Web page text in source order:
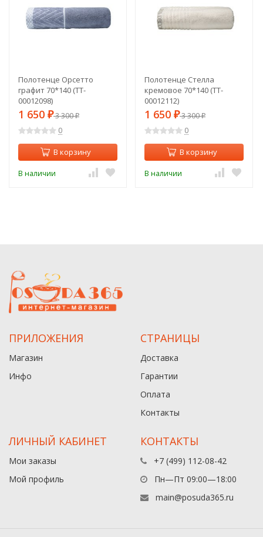
Полотенце Орсетто
графит 70*140 (TT-
00012098)
1 650 ₽3 300₽
0
В корзину
В наличии
Полотенце Стелла
кремовое 70*140 (TT-
00012112)
1 650 ₽3 300₽
0
В корзину
В наличии
ПРИЛОЖЕНИЯ
Магазин
Инфо
СТРАНИЦЫ
Доставка
Гарантии
Оплата
Контакты
ЛИЧНЫЙ КАБИНЕТ
Мои заказы
Мой профиль
КОНТАКТЫ
+7 (499) 112-08-42
Пн—Пт 09:00—18:00
main@posuda365.ru